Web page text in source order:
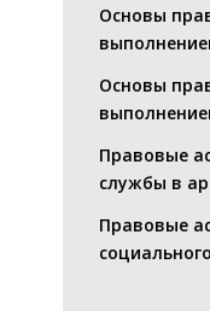
Основы
Основы
Правовые
службы в
Правовые